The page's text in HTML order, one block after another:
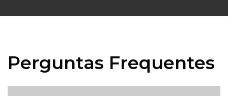
Perguntas Frequentes